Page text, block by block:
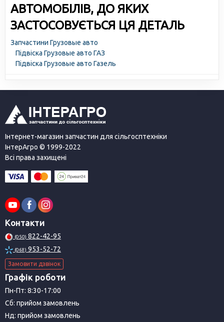
АВТОМОБІЛІВ, ДО ЯКИХ
ЗАСТОСОВУЄТЬСЯ ЦЯ ДЕТАЛЬ
Запчастини Грузовые авто
Підвіска Грузовые авто ГАЗ
Підвіска Грузовые авто Газель
Інтернет-магазин запчастин для сільгосптехніки
ІнтерАгро © 1999-2022
Всі права захищені
Контакти
(050) 822-42-95
(068) 953-52-72
Замовити дзвінок
Графік роботи
Пн-Пт: 8:30-17:00
Сб: прийом замовлень
Нд: прийом замовлень